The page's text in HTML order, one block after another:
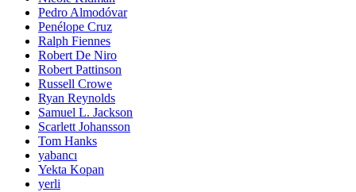
Pedro Almodóvar
Penélope Cruz
Ralph Fiennes
Robert De Niro
Robert Pattinson
Russell Crowe
Ryan Reynolds
Samuel L. Jackson
Scarlett Johansson
Tom Hanks
yabancı
Yekta Kopan
yerli